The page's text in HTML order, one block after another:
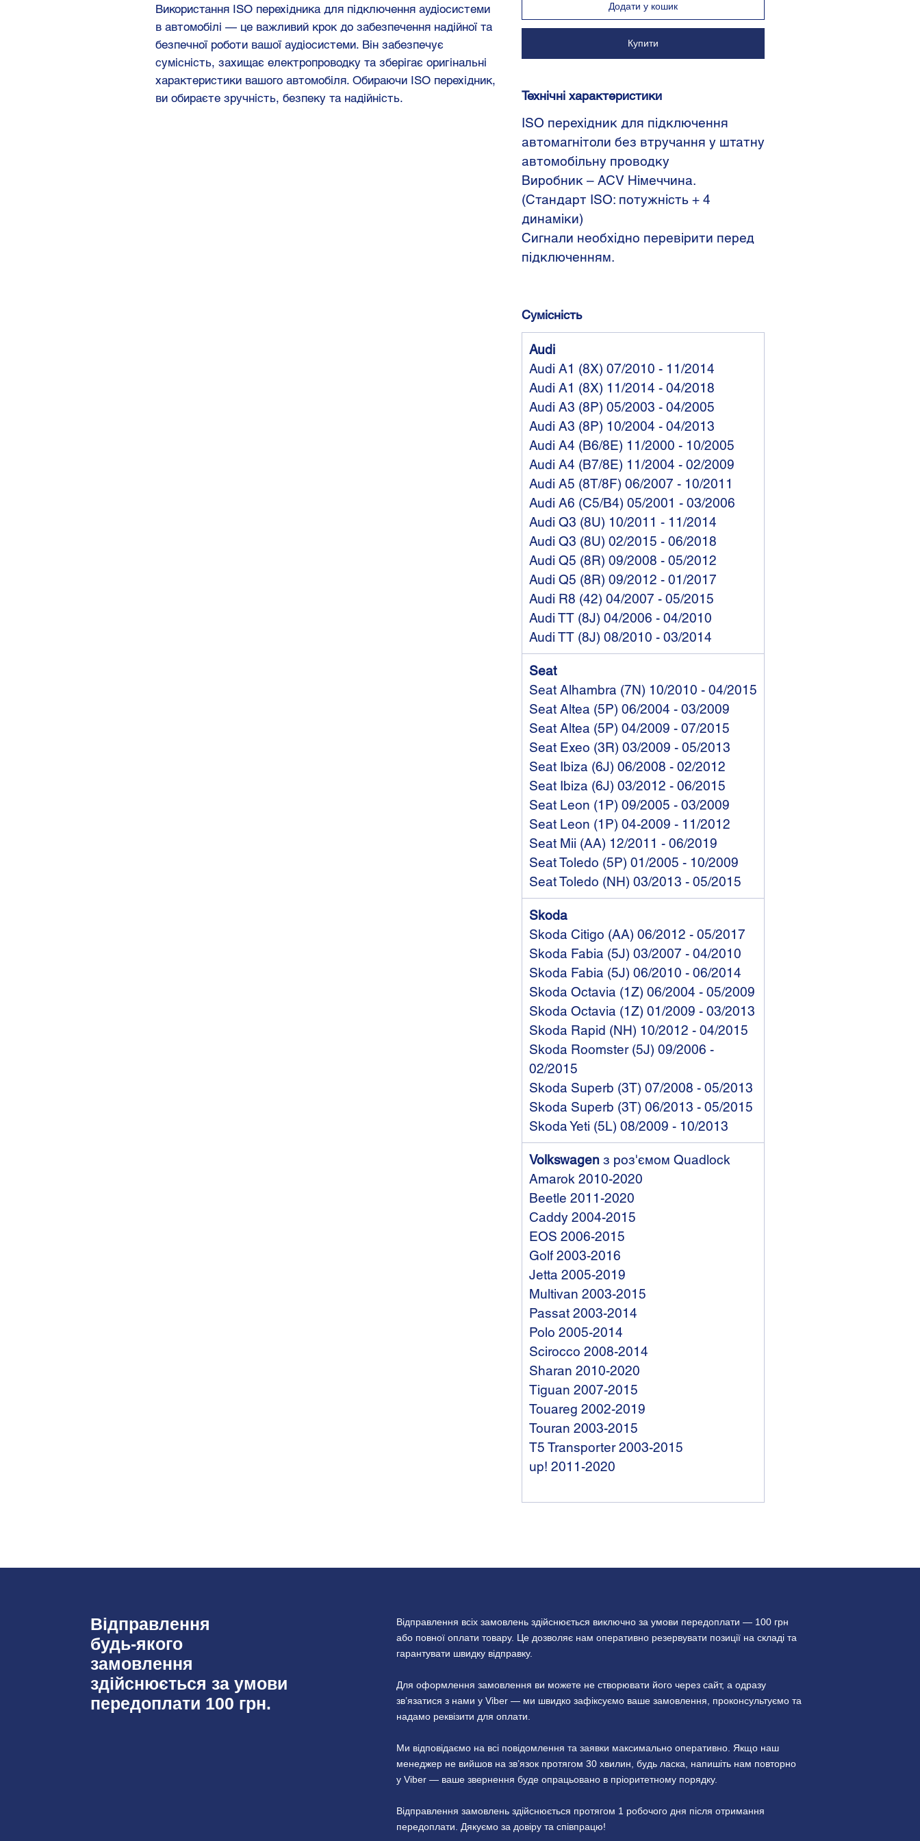
Використання ISO перехідника для підключення аудіосистеми
в автомобілі — це важливий крок до забезпечення надійної та
безпечної роботи вашої аудіосистеми. Він забезпечує
сумісність, захищає електропроводку та зберігає оригінальні
характеристики вашого автомобіля. Обираючи ISO перехідник,
ви обираєте зручність, безпеку та надійність.
Додати у кошик
Купити
Технічні характеристики
ISO перехідник для підключення
автомагнітоли без втручання у штатну
автомобільну проводку
Виробник – ACV Німеччина.
(Стандарт ISO: потужність + 4
динаміки)
Сигнали необхідно перевірити перед
підключенням.
Сумісність
Audi
Audi A1 (8X) 07/2010 - 11/2014
Audi A1 (8X) 11/2014 - 04/2018
Audi A3 (8P) 05/2003 - 04/2005
Audi A3 (8P) 10/2004 - 04/2013
Audi A4 (B6/8E) 11/2000 - 10/2005
Audi A4 (B7/8E) 11/2004 - 02/2009
Audi A5 (8T/8F) 06/2007 - 10/2011
Audi A6 (C5/B4) 05/2001 - 03/2006
Audi Q3 (8U) 10/2011 - 11/2014
Audi Q3 (8U) 02/2015 - 06/2018
Audi Q5 (8R) 09/2008 - 05/2012
Audi Q5 (8R) 09/2012 - 01/2017
Audi R8 (42) 04/2007 - 05/2015
Audi TT (8J) 04/2006 - 04/2010
Audi TT (8J) 08/2010 - 03/2014
Seat
Seat Alhambra (7N) 10/2010 - 04/2015
Seat Altea (5P) 06/2004 - 03/2009
Seat Altea (5P) 04/2009 - 07/2015
Seat Exeo (3R) 03/2009 - 05/2013
Seat Ibiza (6J) 06/2008 - 02/2012
Seat Ibiza (6J) 03/2012 - 06/2015
Seat Leon (1P) 09/2005 - 03/2009
Seat Leon (1P) 04-2009 - 11/2012
Seat Mii (AA) 12/2011 - 06/2019
Seat Toledo (5P) 01/2005 - 10/2009
Seat Toledo (NH) 03/2013 - 05/2015
Skoda
Skoda Citigo (AA) 06/2012 - 05/2017
Skoda Fabia (5J) 03/2007 - 04/2010
Skoda Fabia (5J) 06/2010 - 06/2014
Skoda Octavia (1Z) 06/2004 - 05/2009
Skoda Octavia (1Z) 01/2009 - 03/2013
Skoda Rapid (NH) 10/2012 - 04/2015
Skoda Roomster (5J) 09/2006 -
02/2015
Skoda Superb (3T) 07/2008 - 05/2013
Skoda Superb (3T) 06/2013 - 05/2015
Skoda Yeti (5L) 08/2009 - 10/2013
Volkswagen з роз'ємом Quadlock
Amarok 2010-2020
Beetle 2011-2020
Caddy 2004-2015
EOS 2006-2015
Golf 2003-2016
Jetta 2005-2019
Multivan 2003-2015
Passat 2003-2014
Polo 2005-2014
Scirocco 2008-2014
Sharan 2010-2020
Tiguan 2007-2015
Touareg 2002-2019
Touran 2003-2015
T5 Transporter 2003-2015
up! 2011-2020
Відправлення
будь-якого
замовлення
здійснюється за умови
передоплати 100 грн.
Відправлення всіх замовлень здійснюється виключно за умови передоплати — 100 грн
або повної оплати товару. Це дозволяє нам оперативно резервувати позиції на складі та
гарантувати швидку відправку.
Для оформлення замовлення ви можете не створювати його через сайт, а одразу
зв’язатися з нами у Viber — ми швидко зафіксуємо ваше замовлення, проконсультуємо та
надамо реквізити для оплати.
Ми відповідаємо на всі повідомлення та заявки максимально оперативно. Якщо наш
менеджер не вийшов на зв’язок протягом 30 хвилин, будь ласка, напишіть нам повторно
у Viber — ваше звернення буде опрацьовано в пріоритетному порядку.
Відправлення замовлень здійснюється протягом 1 робочого дня після отримання
передоплати. Дякуємо за довіру та співпрацю!